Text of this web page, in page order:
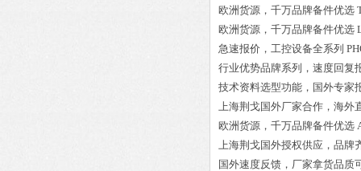
欧洲货源，千万品牌备件优选
欧洲货源，千万品牌备件优选
急速报价，工控设备全系列
行业优势品牌系列，速度回复
技术资料选型功能，国外专家
上海荆戈国外厂家合作，海外
欧洲货源，千万品牌备件优选
上海荆戈国外授权供应，品牌
国外速度反馈，厂家拿货品质